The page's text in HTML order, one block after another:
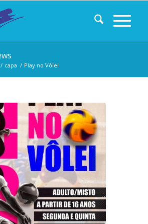
/ capa / Play no Vôlei